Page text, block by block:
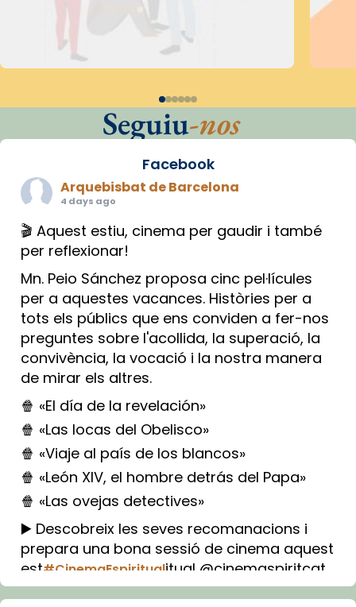
Seguiu-nos
Facebook
Arquebisbat de Barcelona
4 days ago
🎬 Aquest estiu, cinema per gaudir i també
per reflexionar!
Mn. Peio Sánchez proposa cinc pel·lícules
per a aquestes vacances. Històries per a
tots els públics que ens conviden a fer-nos
preguntes sobre l'acollida, la superació, la
convivència, la vocació i la nostra manera
de mirar els altres.
🍿 «El día de la revelación»
🍿 «Las locas del Obelisco»
🍿 «Viaje al país de los blancos»
🍿 «León XIV, el hombre detrás del Papa»
🍿 «Las ovejas detectives»
▶️ Descobreix les seves recomanacions i
prepara una bona sessió de cinema aquest
est#CinemaEspiritualitual @cinemaspiritcat
Imatge: Generada amb IA (OpenAI)